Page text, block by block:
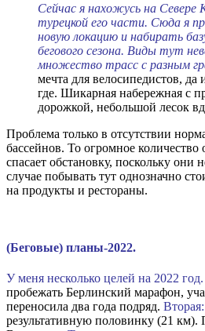
Сейчас я нахожусь на Севере
турецкой его части. Сюда я
новую локацию и набирать
бегового сезона. Виды тут
множество трасс с разным
мечта для велосипедистов, да
где. Шикарная набережная с
дорожкой, небольшой лесок
Проблема только в отсутствии
бассейнов. То огромное
спасает обстановку, поскольку
случае побывать тут однозначно
на продукты и рестораны.
(Беговые) планы-2022.
У меня несколько целей на 2022
пробежать Берлинский марафон,
переносила два года подряд. Вторая:
результативную половинку (21 км).